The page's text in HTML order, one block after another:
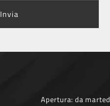
Invia
Apertura: da